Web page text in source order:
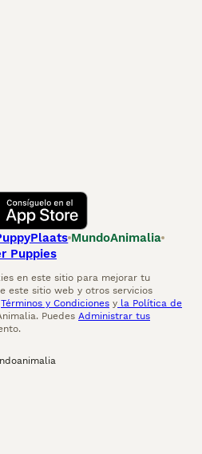
MundoAnimalia
Puppies
en este sitio para mejorar tu
este sitio web y otros servicios
Términos y Condiciones y la Política de
Puedes Administrar tus